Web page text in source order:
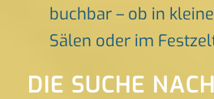
buchbar – ob in
Sälen oder im
DIE SUCHE